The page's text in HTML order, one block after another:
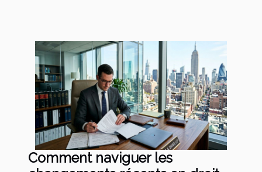
Comment naviguer les